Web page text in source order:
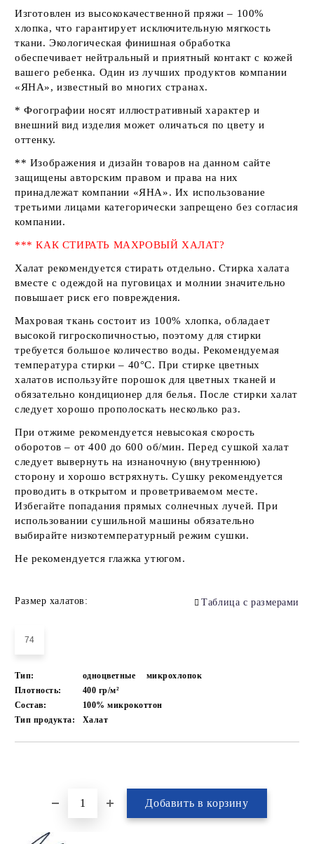
Изготовлен из высококачественной пряжи – 100%
хлопка, что гарантирует исключительную мягкость
ткани. Экологическая финишная обработка
обеспечивает нейтральный и приятный контакт с кожей
вашего ребенка. Один из лучших продуктов компании
«ЯНА», известный во многих странах.
* Фогографии носят иллюстративный характер и
внешний вид изделия может оличаться по цвету и
оттенку.
** Изображения и дизайн товаров на данном сайте
защищены авторским правом и права на них
принадлежат компании «ЯНА». Их использование
третьими лицами категорически запрещено без согласия
компании.
*** КАК СТИРАТЬ МАХРОВЫЙ ХАЛАТ?
Халат рекомендуется стирать отдельно. Стирка халата
вместе с одеждой на пуговицах и молнии значительно
повышает риск его повреждения.
Махровая ткань состоит из 100% хлопка, обладает
высокой гигроскопичностью, поэтому для стирки
требуется большое количество воды. Рекомендуемая
температура стирки – 40°С. При стирке цветных
халатов используйте порошок для цветных тканей и
обязательно кондиционер для белья. После стирки халат
следует хорошо прополоскать несколько раз.
При отжиме рекомендуется невысокая скорость
оборотов – от 400 до 600 об/мин. Перед сушкой халат
следует вывернуть на изнаночную (внутреннюю)
сторону и хорошо встряхнуть. Сушку рекомендуется
проводить в открытом и проветриваемом месте.
Избегайте попадания прямых солнечных лучей. При
использовании сушильной машины обязательно
выбирайте низкотемпературный режим сушки.
Не рекомендуется глажка утюгом.
Размер халатов: Таблица с размерами
74
Тип: одноцветные
микрохлопок
Плотность:
400 гр/м²
Состав:
100% микрокоттон
Тип продукта:
Халат